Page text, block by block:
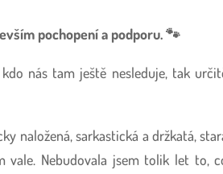
pochopení a podporu. 🐾
nás tam ještě nesleduje, tak
naložená, sarkastická a držkatá,
vale. Nebudovala jsem tolik let to,